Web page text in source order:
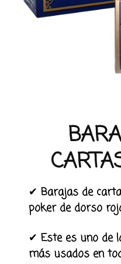
✔Barajas de
poker de dorso
✔Este es uno de
más usados en